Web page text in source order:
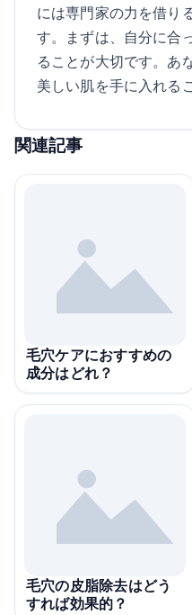
には専門家の力を借り
す。まずは、自分に合
ることが大切です。あ
美しい肌を手に入れる
関連記事
毛穴ケアにおすすめの
成分はどれ？
毛穴の皮脂除去はどう
すれば効果的？